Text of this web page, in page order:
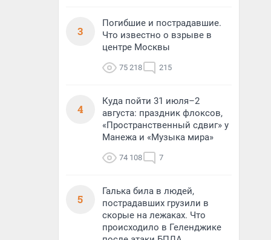
3
Погибшие и пострадавшие.
Что известно о взрыве в
центре Москвы
75 218 215
4
Куда пойти 31 июля–2
августа: праздник флоксов,
«Пространственный сдвиг» у
Манежа и «Музыка мира»
74 108 7
5
Галька била в людей,
пострадавших грузили в
скорые на лежаках. Что
происходило в Геленджике